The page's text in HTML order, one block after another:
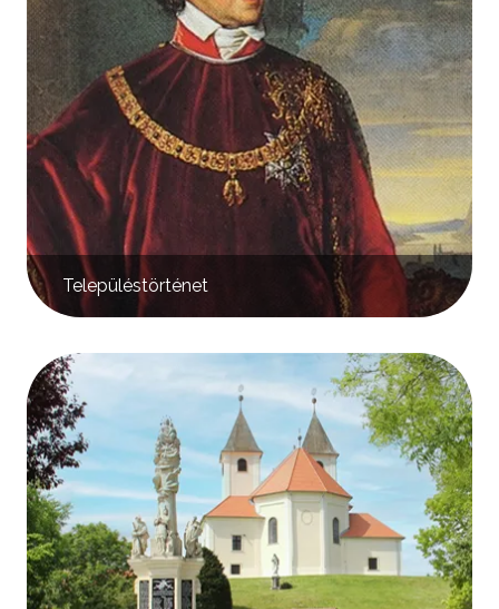
Településtörténet
Kép